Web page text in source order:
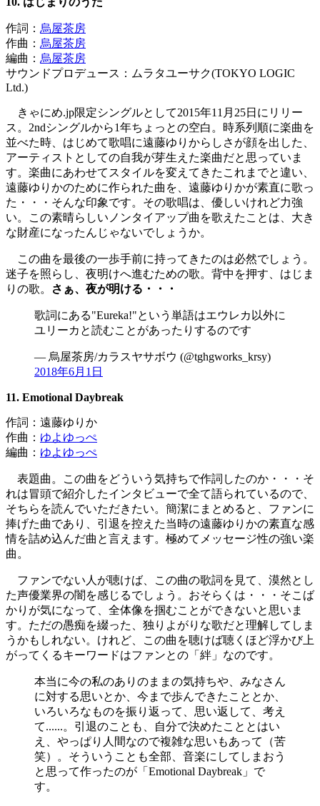
作詞： 烏屋茶房
作曲： 烏屋茶房
編曲： 烏屋茶房
サウンドプロデュース：ムラタユーサク(TOKYO LOGIC
Ltd.)
きゃにめ.jp限定シングルとして2015年11月25日にリリー
ス。2ndシングルから1年ちょっとの空白。時系列順に楽曲を
並べた時、はじめて歌唱に遠藤ゆりからしさが顔を出した、
アーティストとしての自我が芽生えた楽曲だと思っていま
す。楽曲にあわせてスタイルを変えてきたこれまでと違い、
遠藤ゆりかのために作られた曲を、遠藤ゆりかが素直に歌っ
た・・・そんな印象です。その歌唱は、優しいけれど力強
い。この素晴らしいノンタイアップ曲を歌えたことは、大き
な財産になったんじゃないでしょうか。
この曲を最後の一歩手前に持ってきたのは必然でしょう。
迷子を照らし、夜明けへ進むための歌。背中を押す、はじま
りの歌。
さぁ、夜が明ける・・・
歌詞にある"Eureka!"という単語はエウレカ以外に
ユリーカと読むことがあったりするのです
— 烏屋茶房/カラスヤサボウ (@tghgworks_krsy)
2018年6月1日
11. Emotional Daybreak
作詞：遠藤ゆりか
作曲： ゆよゆっぺ
編曲： ゆよゆっぺ
表題曲。この曲をどういう気持ちで作詞したのか・・・そ
れは冒頭で紹介したインタビューで全て語られているので、
そちらを読んでいただきたい。簡潔にまとめると、ファンに
捧げた曲であり、引退を控えた当時の遠藤ゆりかの素直な感
情を詰め込んだ曲と言えます。極めてメッセージ性の強い楽
曲。
ファンでない人が聴けば、この曲の歌詞を見て、漠然とし
た声優業界の闇を感じるでしょう。おそらくは・・・そこば
かりが気になって、全体像を掴むことができないと思いま
す。ただの愚痴を綴った、独りよがりな歌だと理解してしま
うかもしれない。けれど、この曲を聴けば聴くほど浮かび上
がってくるキーワードはファンとの「絆」なのです。
本当に今の私のありのままの気持ちや、みなさん
に対する思いとか、今まで歩んできたこととか、
いろいろなものを振り返って、思い返して、考え
て......。引退のことも、自分で決めたこととはい
え、やっぱり人間なので複雑な思いもあって（苦
笑）。そういうことも全部、音楽にしてしまおう
と思って作ったのが「Emotional Daybreak」で
す。